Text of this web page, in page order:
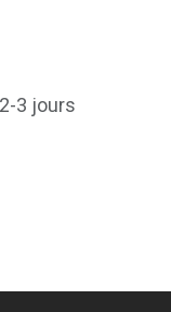
3 jours